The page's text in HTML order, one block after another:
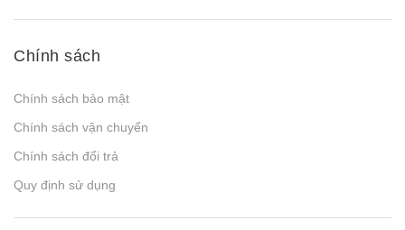
Chính sách
Chính sách bảo mật
Chính sách vận chuyển
Chính sách đổi trả
Quy định sử dụng